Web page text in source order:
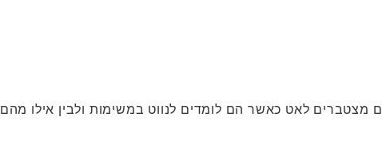
מצטברים לאט כאשר הם לומדים לנווט במשימות ולבין אילו מהם